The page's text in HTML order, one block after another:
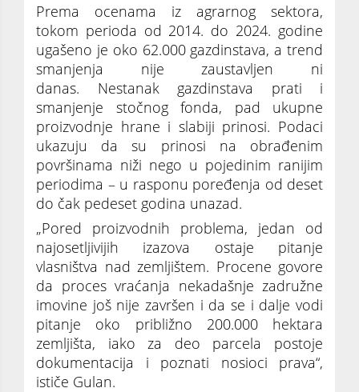
Prema ocenama iz agrarnog sektora,
tokom perioda od 2014. do 2024. godine
ugašeno je oko 62.000 gazdinstava, a trend
smanjenja nije zaustavljen ni
danas. Nestanak gazdinstava prati i
smanjenje stočnog fonda, pad ukupne
proizvodnje hrane i slabiji prinosi. Podaci
ukazuju da su prinosi na obrađenim
površinama niži nego u pojedinim ranijim
periodima – u rasponu poređenja od deset
do čak pedeset godina unazad.
„Pored proizvodnih problema, jedan od
najosetljivijih izazova ostaje pitanje
vlasništva nad zemljištem. Procene govore
da proces vraćanja nekadašnje zadružne
imovine još nije završen i da se i dalje vodi
pitanje oko približno 200.000 hektara
zemljišta, iako za deo parcela postoje
dokumentacija i poznati nosioci prava“,
ističe Gulan.